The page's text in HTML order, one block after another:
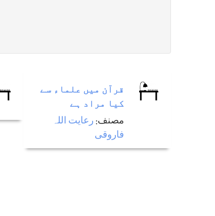
قرآن ميں علماء سے
كيا مراد ہے
مصنف: رعایت اللہ
فاروقی